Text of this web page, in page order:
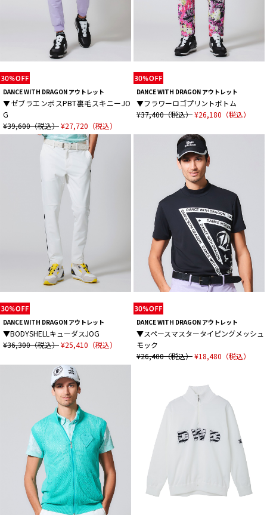
DANCE WITH DRAGON アウトレット
▼ゼブラエンボスPBT裏毛スキニーJO
G
¥39,600（税込）¥27,720（税込）
DANCE WITH DRAGON アウトレット
▼フラワーロゴプリントボトム
¥37,400（税込）¥26,180（税込）
DANCE WITH DRAGON アウトレット
▼BODYSHELLキューダスJOG
¥36,300（税込）¥25,410（税込）
DANCE WITH DRAGON アウトレット
▼スペースマスタータイピングメッシュ
モック
¥26,400（税込）¥18,480（税込）